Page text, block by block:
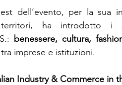
dell’evento, per la sua
ha introdotto i
benessere, cultura,
imprese e istituzioni.
Industry & Commerce in